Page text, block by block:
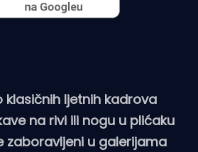
klasičnih ljetnih kadrova
na rivi ili nogu u plićaku
zaboravljeni u galerijama